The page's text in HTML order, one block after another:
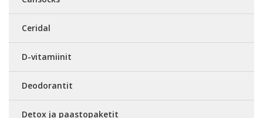
Ceridal
D-vitamiinit
Deodorantit
Detox ja paastopaketit